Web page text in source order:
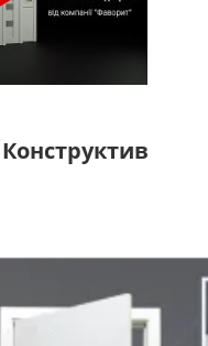
Конструктив